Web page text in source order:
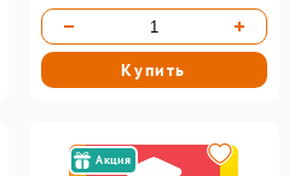
Купить
Акция